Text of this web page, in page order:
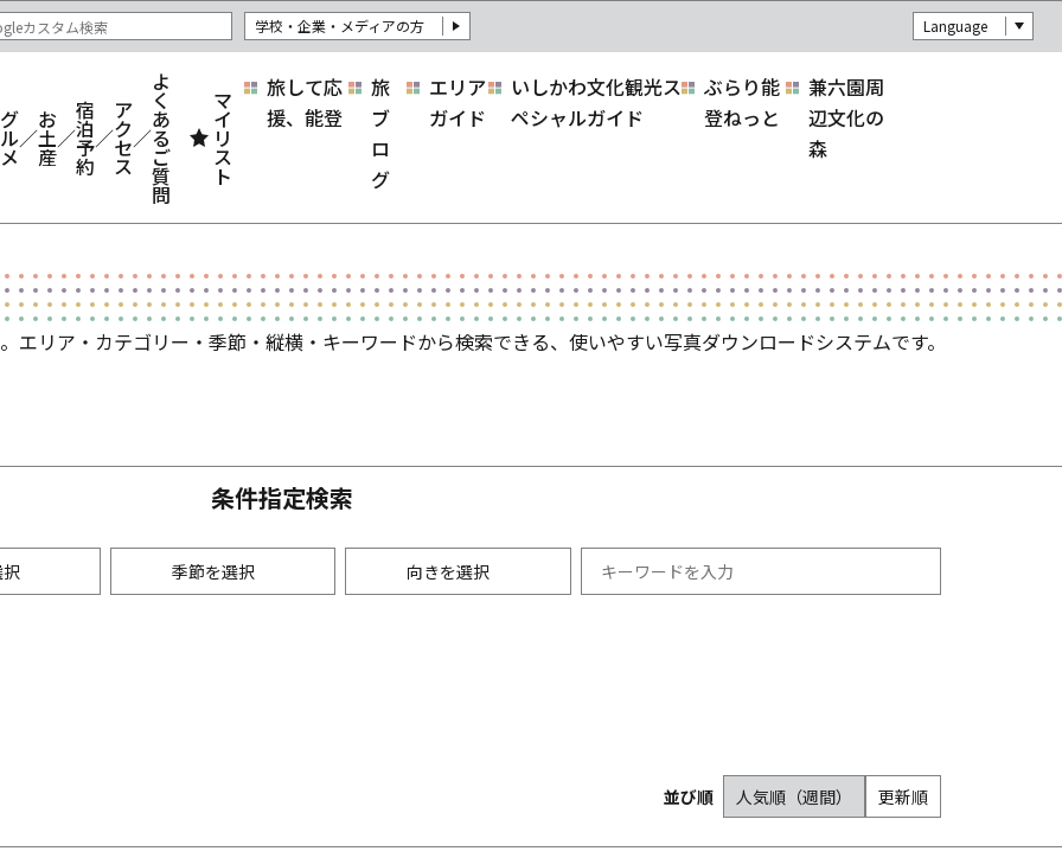
学校・企業・メディアの方 Language
グ
ル
メ
お
土
産
宿
泊
予
約
ア
ク
セ
ス
よ
く
あ
る
ご
質
問
マ
イ
リ
ス
ト
旅して応
援、能登
旅
ブ
ロ
グ
エリア
ガイド
いしかわ文化観光ス
ペシャルガイド
ぶらり能
登ねっと
兼六園周
辺文化の
森
リア・カテゴリー・季節・縦横・キーワードから検索できる、使いやすい写真ダウンロードシステムです。
条件指定検索
季節を選択 向きを選択
11月 2月
並び順 人気順（週間） 更新順